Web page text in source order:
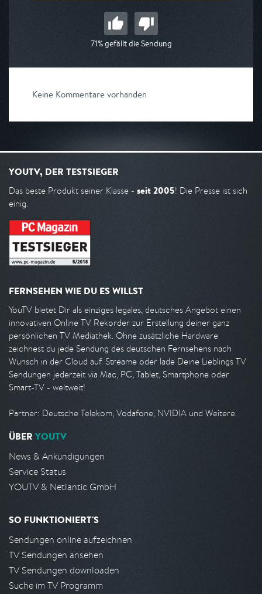
71% gefällt die Sendung
Keine Kommentare vorhanden
YOUTV, DER TESTSIEGER
Das beste Produkt seiner Klasse - seit 2005! Die Presse ist sich
einig.
FERNSEHEN WIE DU ES WILLST
YouTV bietet Dir als einziges legales, deutsches Angebot einen
innovativen Online TV Rekorder zur Erstellung deiner ganz
persönlichen TV Mediathek. Ohne zusätzliche Hardware
zeichnest du jede Sendung des deutschen Fernsehens nach
Wunsch in der Cloud auf. Streame oder lade Deine Lieblings TV
Sendungen jederzeit via Mac, PC, Tablet, Smartphone oder
Smart-TV - weltweit!
Partner: Deutsche Telekom, Vodafone, NVIDIA und Weitere.
ÜBER YOUTV
News & Ankündigungen
Service Status
YOUTV & Netlantic GmbH
SO FUNKTIONIERT'S
Sendungen online aufzeichnen
TV Sendungen ansehen
TV Sendungen downloaden
Suche im TV Programm